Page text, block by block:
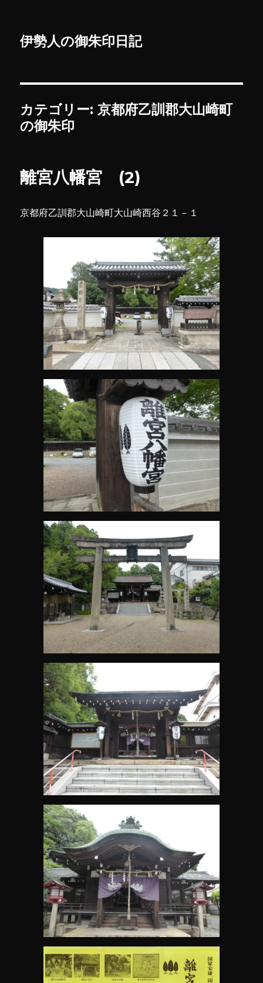
伊勢人の御朱印日記
カテゴリー: 京都府乙訓郡大山崎町
の御朱印
離宮八幡宮 (2)
京都府乙訓郡大山崎町大山崎西谷２１－１